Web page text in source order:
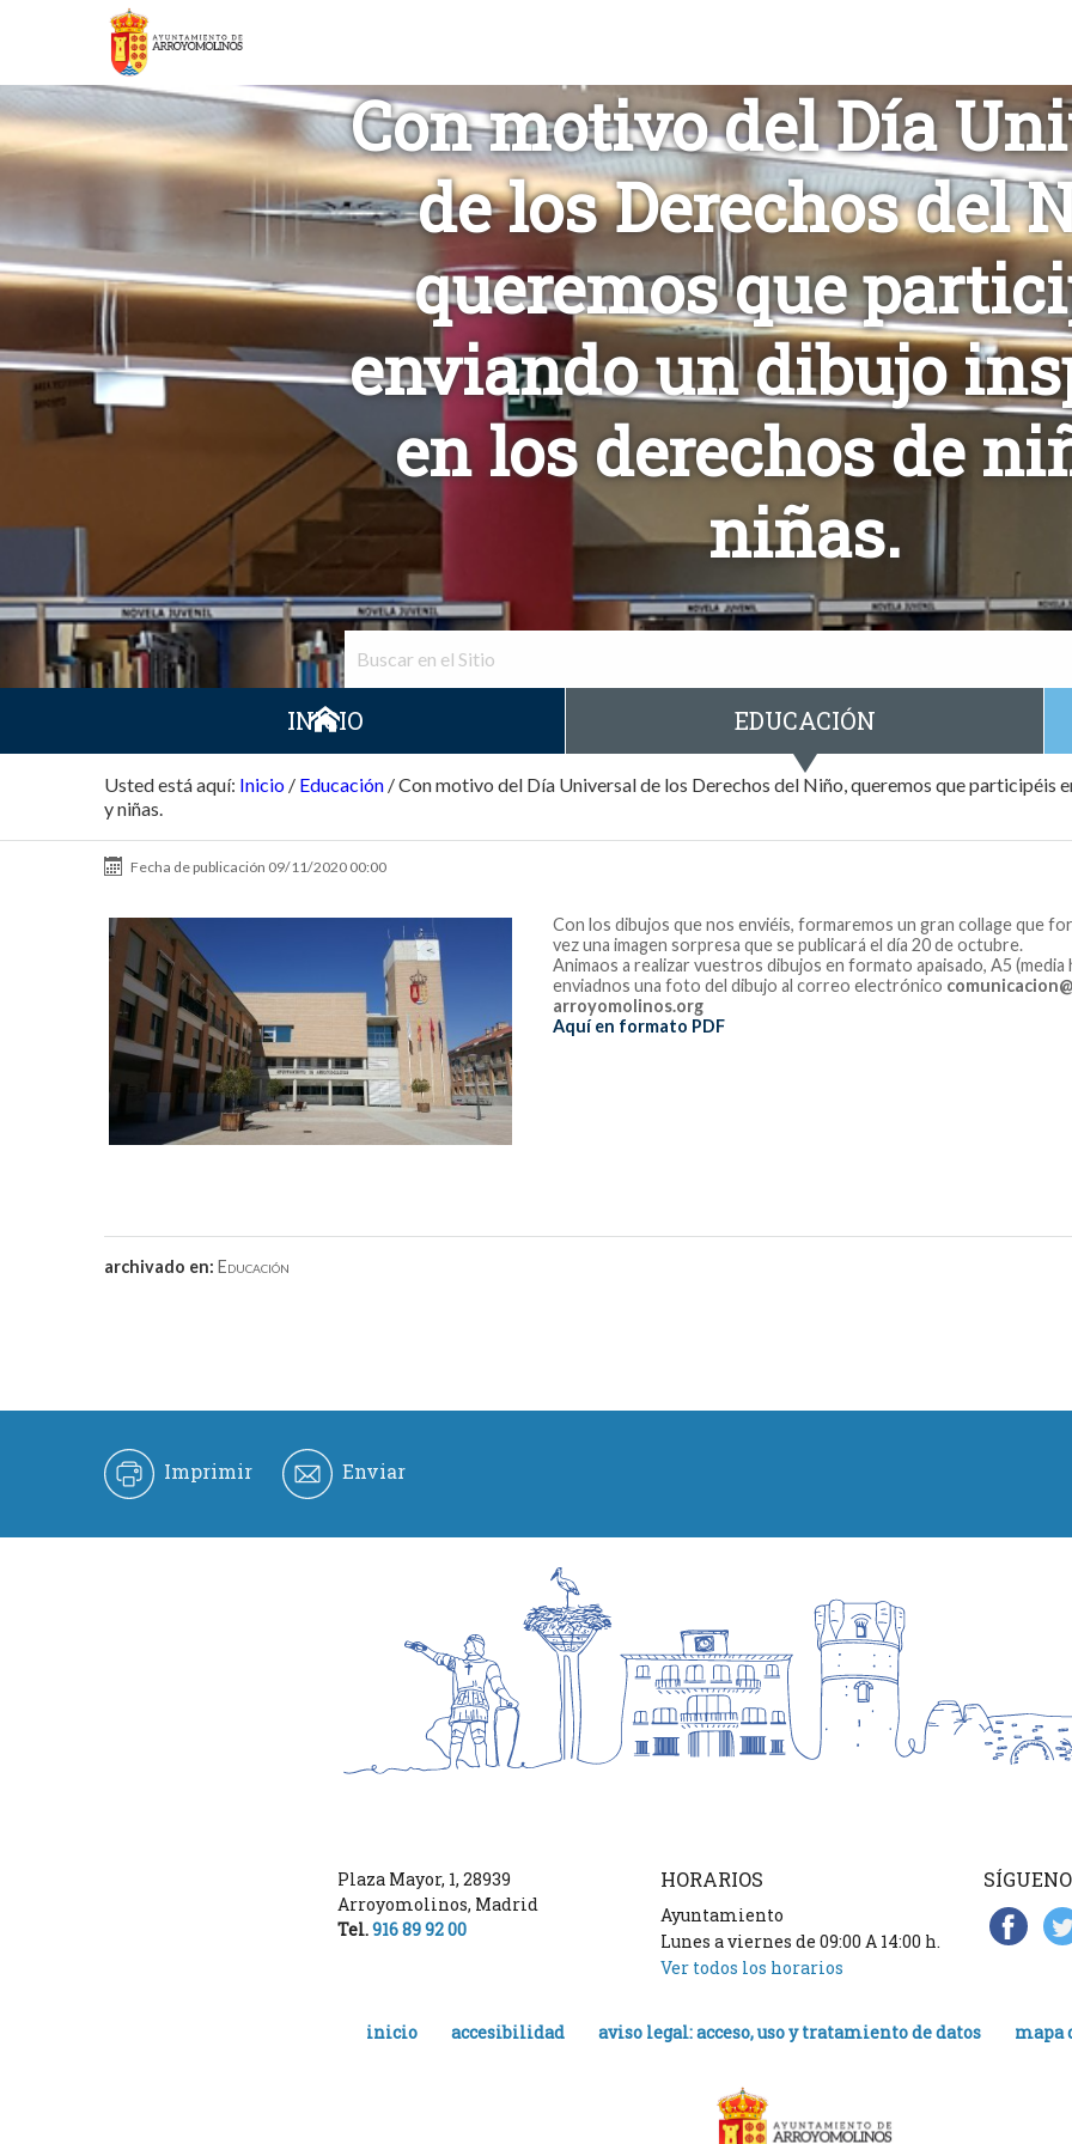
Con motivo del Día
de los Derechos del
queremos que
enviando un dibujo
en los derechos de
niñas.
INICIO EDUCACIÓN
Usted está aquí: Inicio / Educación /Con motivo del Día Universal de los Derechos del Niño, queremos que participéis
y niñas.
Fecha de publicación 09/11/2020 00:00
Con los dibujos que nos enviéis, formaremos un gran collage que
vez una imagen sorpresa que se publicará el día 20 de octubre.
Animaos a realizar vuestros dibujos en formato apaisado, A5 (media
enviadnos una foto del dibujo al correo electrónico
arroyomolinos.org
Aquí en formato PDF
archivado en: Educación
Imprimir Enviar
Plaza Mayor, 1, 28939
Arroyomolinos, Madrid
Tel.916 89 92 00
HORARIOS
Ayuntamiento
Lunes a viernes de 09:00 A 14:00 h.
Ver todos los horarios
inicio accesibilidad aviso legal: acceso, uso y tratamiento de datos mapa